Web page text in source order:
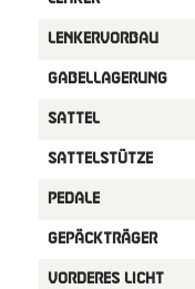
LENKERVORBAU
GABELLAGERUNG
SATTEL
SATTELSTÜTZE
PEDALE
GEPÄCKTRÄGER
VORDERES LICHT